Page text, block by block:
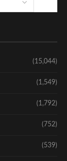
(15,044)
(1,549)
(1,792)
(752)
(539)